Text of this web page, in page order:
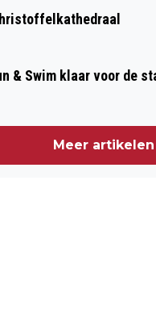
& Swim klaar voor de
Meer artikelen